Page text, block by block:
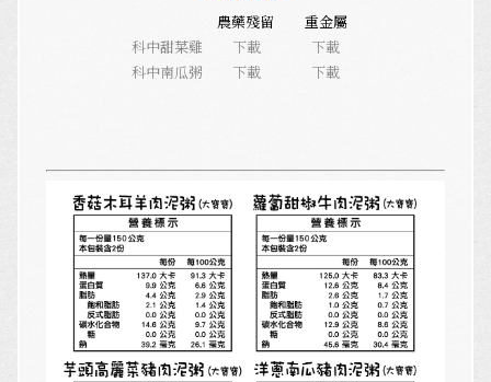
農藥殘留
重金屬
科中甜菜雞
下載
下載
科中南瓜粥
下載 下載